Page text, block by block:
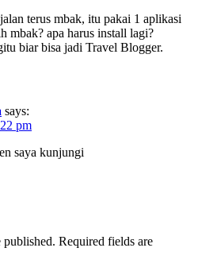
terus mbak, itu pakai 1 aplikasi
mbak? apa harus install lagi?
biar bisa jadi Travel Blogger.
says:
pm
saya kunjungi
published. Required fields are